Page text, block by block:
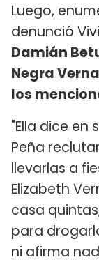
Luego,
denunció
Damián
Negra
los
"Ella dice en
Peña
llevarlas a
Elizabeth
casa
para
ni afirma